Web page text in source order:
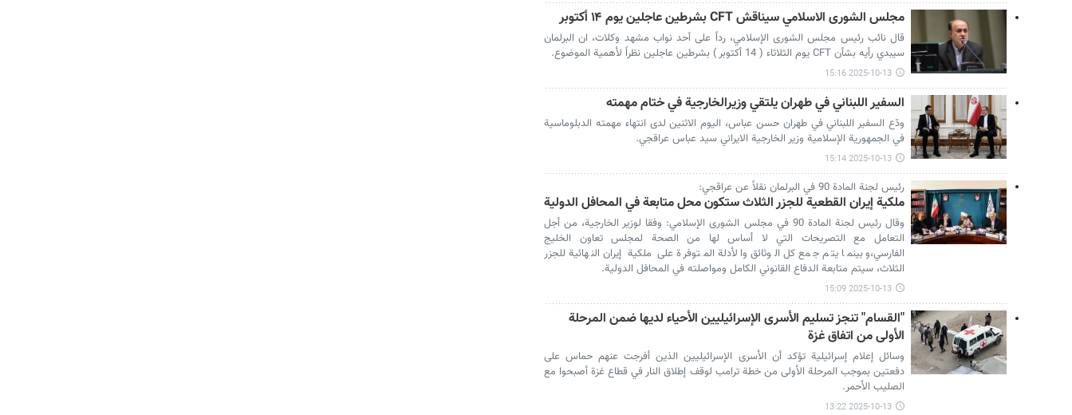
مجلس الشورى الاسلامي سيناقش CFT بشرطين عاجلين يوم ۱۴ أکتوبر
قال نائب رئيس مجلس الشورى الإسلامي، رداً على أحد نواب مشهد وکلات، ان البرلمان
سيبدي رأيه بشأن CFT يوم الثلاثاء ( 14 أكتوبر ) بشرطين عاجلين نظراً لأهمية الموضوع.
2025-10-13 15:16
السفير اللبناني في طهران يلتقي وزيرالخارجية في ختام مهمته
ودّع السفير اللبناني في طهران حسن عباس، اليوم الاثنين لدى انتهاء مهمته الدبلوماسية
في الجمهورية الإسلامية وزير الخارجية الايراني سيد عباس عراقجي.
2025-10-13 15:14
رئيس لجنة المادة 90 في البرلمان نقلاً عن عراقجي:
ملكية إيران القطعية للجزر الثلاث ستكون محل متابعة في المحافل الدولية
وقال رئيس لجنة المادة 90 في مجلس الشورى الإسلامي: وفقا لوزير الخارجية، من أجل
التعامل مع التصريحات التي لا أساس لها من الصحة لمجلس تعاون الخليج
الفارسي،وبينما يتم جمع كل الوثائق والأدلة المتوفرة على ملكية إيران النهائية للجزر
الثلاث، سيتم متابعة الدفاع القانوني الكامل ومواصلته في المحافل الدولية.
2025-10-13 15:09
"القسام" تنجز تسليم الأسرى الإسرائيليين الأحياء لديها ضمن المرحلة
الأولى من اتفاق غزة
وسائل إعلام إسرائيلية تؤكد أن الأسرى الإسرائيليين الذين أفرجت عنهم حماس على
دفعتين بموجب المرحلة الأولى من خطة ترامب لوقف إطلاق النار في قطاع غزة أصبحوا مع
الصليب الأحمر.
2025-10-13 13:22